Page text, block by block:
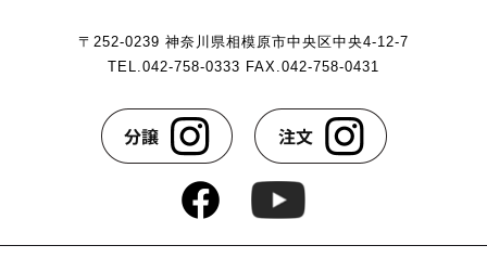
〒252-0239 神奈川県相模原市中央区中央4-12-7
TEL.042-758-0333 FAX.042-758-0431